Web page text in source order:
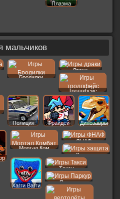
Плазма
мальчиков
Бродилки
Драки
Троллфейс
Полиция
Фрайдей Динозавры
Мортал Ком
ФНАФ
Защита
Хагги Вагги
Такси
Паркур